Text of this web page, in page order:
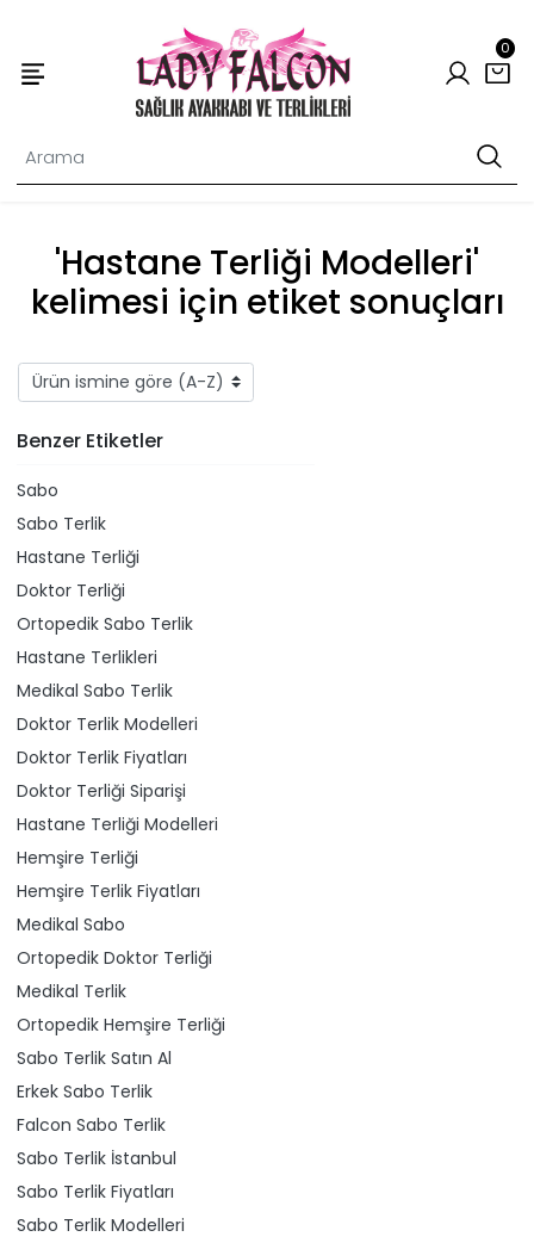
0
'Hastane Terliği Modelleri'
kelimesi için etiket sonuçları
Benzer Etiketler
Sabo
Sabo Terlik
Hastane Terliği
Doktor Terliği
Ortopedik Sabo Terlik
Hastane Terlikleri
Medikal Sabo Terlik
Doktor Terlik Modelleri
Doktor Terlik Fiyatları
Doktor Terliği Siparişi
Hastane Terliği Modelleri
Hemşire Terliği
Hemşire Terlik Fiyatları
Medikal Sabo
Ortopedik Doktor Terliği
Medikal Terlik
Ortopedik Hemşire Terliği
Sabo Terlik Satın Al
Erkek Sabo Terlik
Falcon Sabo Terlik
Sabo Terlik İstanbul
Sabo Terlik Fiyatları
Sabo Terlik Modelleri